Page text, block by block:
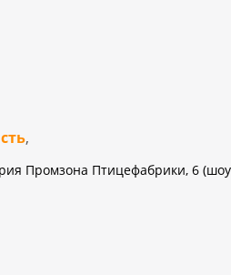
,
Промзона Птицефабрики, 6